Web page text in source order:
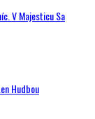
V Majesticu Sa
Hudbou